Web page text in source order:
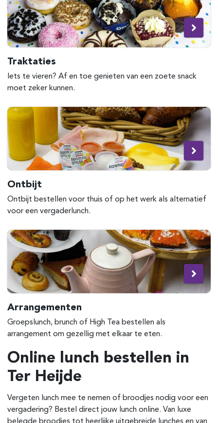
Traktaties
Iets te vieren? Af en toe genieten van een zoete snack
moet zeker kunnen.
Ontbijt
Ontbijt bestellen voor thuis of op het werk als alternatief
voor een vergaderlunch.
Arrangementen
Groepslunch, brunch of High Tea bestellen als
arrangement om gezellig met elkaar te eten.
Online lunch bestellen in
Ter Heijde
Vergeten lunch mee te nemen of broodjes nodig voor een
vergadering? Bestel direct jouw lunch online. Van luxe